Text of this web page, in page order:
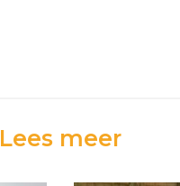
Lees meer